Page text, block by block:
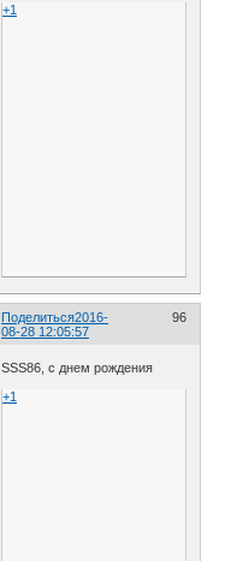
+1
Поделиться 96
2016-
08-28 12:05:57
SSS86, с днем рождения
+1